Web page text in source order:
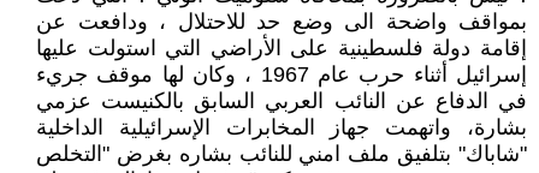
بمواقف واضحة الى وضع حد للاحتلال ، ودافعت عن
إقامة دولة فلسطينية على الأراضي التي استولت عليها
إسرائيل أثناء حرب عام 1967 ، وكان لها موقف جريء
في الدفاع عن النائب العربي السابق بالكنيست عزمي
بشارة، واتهمت جهاز المخابرات الإسرائيلية الداخلية
"شاباك" بتلفيق ملف امني للنائب بشاره بغرض "التخلص